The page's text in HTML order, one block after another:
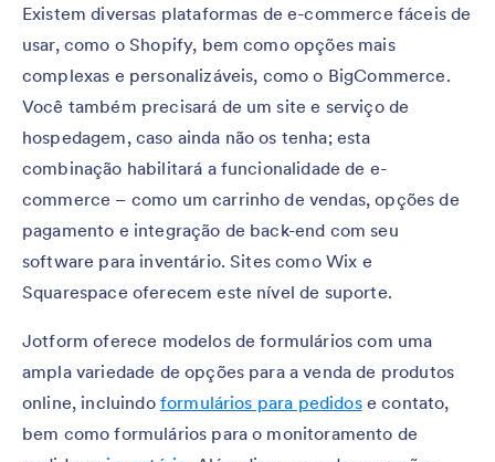
Existem diversas plataformas de e-commerce fáceis de
usar, como o Shopify, bem como opções mais
complexas e personalizáveis, como o BigCommerce.
Você também precisará de um site e serviço de
hospedagem, caso ainda não os tenha; esta
combinação habilitará a funcionalidade de e-
commerce – como um carrinho de vendas, opções de
pagamento e integração de back-end com seu
software para inventário. Sites como Wix e
Squarespace oferecem este nível de suporte.
Jotform oferece modelos de formulários com uma
ampla variedade de opções para a venda de produtos
online, incluindo formulários para pedidose contato,
bem como formulários para o monitoramento de